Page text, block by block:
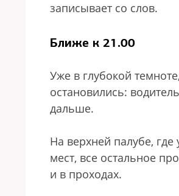
записывает со слов.
Ближе к 21.00
Уже в глубокой
остановились:
дальше.
На верхней палубе,
мест, все остальное
и в проходах.